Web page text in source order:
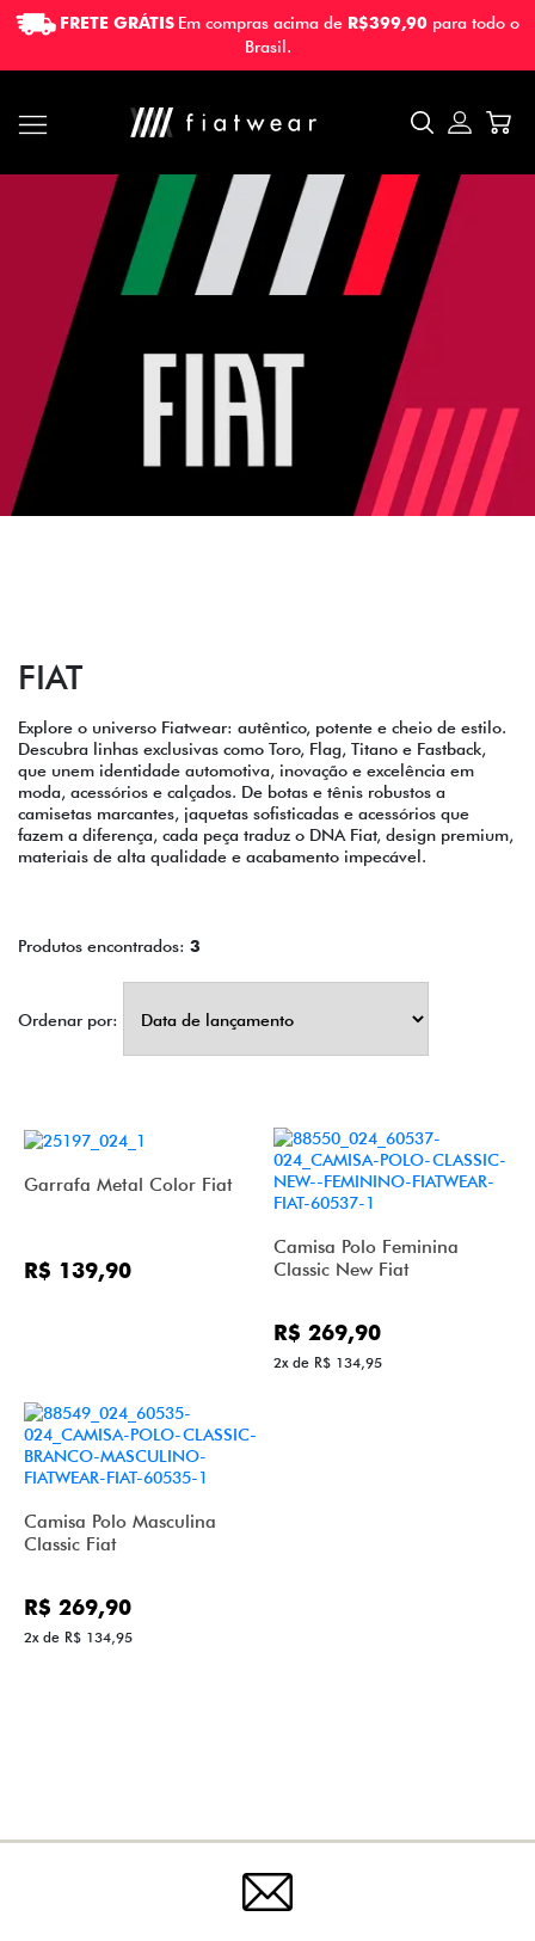
FRETE GRÁTIS Em compras acima de R$399,90 para todo o
Brasil.
FRETE GRÁTIS Em compras acima de R$399,90 para todo o
Brasil.
FIAT
Explore o universo Fiatwear: autêntico, potente e cheio de estilo.
Descubra linhas exclusivas como Toro, Flag, Titano e Fastback,
que unem identidade automotiva, inovação e excelência em
moda, acessórios e calçados. De botas e tênis robustos a
camisetas marcantes, jaquetas sofisticadas e acessórios que
fazem a diferença, cada peça traduz o DNA Fiat, design premium,
materiais de alta qualidade e acabamento impecável.
Produtos encontrados: 3
Ordenar por:
Garrafa Metal Color Fiat
R$ 139,90
Camisa Polo Feminina
Classic New Fiat
R$ 269,90
2x de R$ 134,95
Camisa Polo Masculina
Classic Fiat
R$ 269,90
2x de R$ 134,95